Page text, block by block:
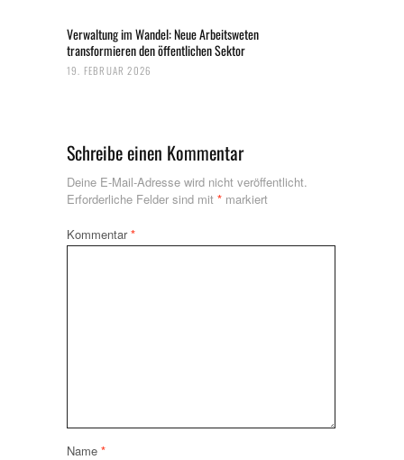
Verwaltung im Wandel: Neue Arbeitsweten
transformieren den öffentlichen Sektor
19. FEBRUAR 2026
Schreibe einen Kommentar
Deine E-Mail-Adresse wird nicht veröffentlicht.
Erforderliche Felder sind mit * markiert
Kommentar*
Name *